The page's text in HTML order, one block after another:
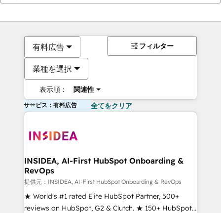
有料広告
業種を選択
表示順： 関連性
フィルター
サービス：有料広告 全てをクリア
INSIDEA, AI-First HubSpot Onboarding &
RevOps
提供元：INSIDEA, AI-First HubSpot Onboarding & RevOps
★ World's #1 rated Elite HubSpot Partner, 500+
reviews on HubSpot, G2 & Clutch. ★ 150+ HubSpot